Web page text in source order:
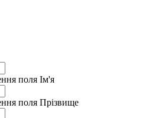
поля Ім'я
поля Прізвище